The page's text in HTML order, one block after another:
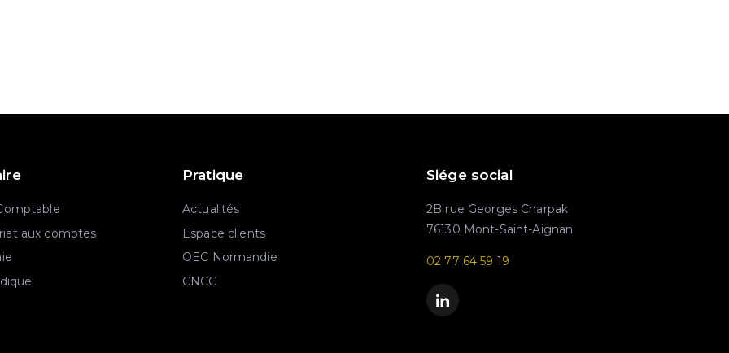
aux comptes
Pratique
Actualités
Espace clients
OEC Normandie
CNCC
Siége social
2B rue Georges Charpak
76130 Mont-Saint-Aignan
02 77 64 59 19